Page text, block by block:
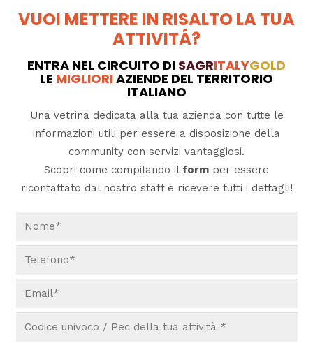
VUOI METTERE IN RISALTO LA TUA
ATTIVITÁ?
ENTRA NEL CIRCUITO DI SAGRITALYGOLD
LE MIGLIORIAZIENDE DEL TERRITORIO
ITALIANO
Una vetrina dedicata alla tua azienda con tutte le
informazioni utili per essere a disposizione della
community con servizi vantaggiosi.
Scopri come compilando il form per essere
ricontattato dal nostro staff e ricevere tutti i dettagli!